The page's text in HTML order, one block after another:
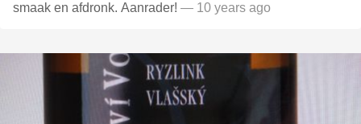
smaak en afdronk. Aanrader! — 10 years ago